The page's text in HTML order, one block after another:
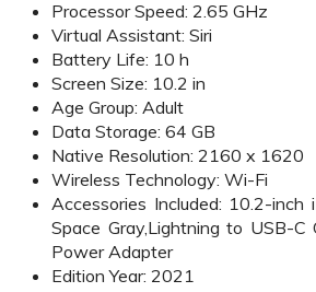
Processor Speed: 2.65 GHz
Virtual Assistant: Siri
Battery Life: 10 h
Screen Size: 10.2 in
Age Group: Adult
Data Storage: 64 GB
Native Resolution: 2160 x 1620
Wireless Technology: Wi-Fi
Accessories Included: 10.2-
Space Gray,Lightning to USB-C
Power Adapter
Edition Year: 2021